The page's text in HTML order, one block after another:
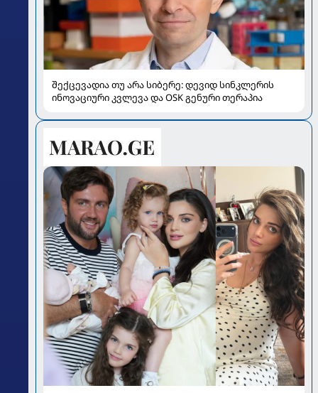
შექცევადია თუ არა სიბერე: დევიდ სინკლერის
ინოვაციური კვლევა და OSK გენური თერაპია